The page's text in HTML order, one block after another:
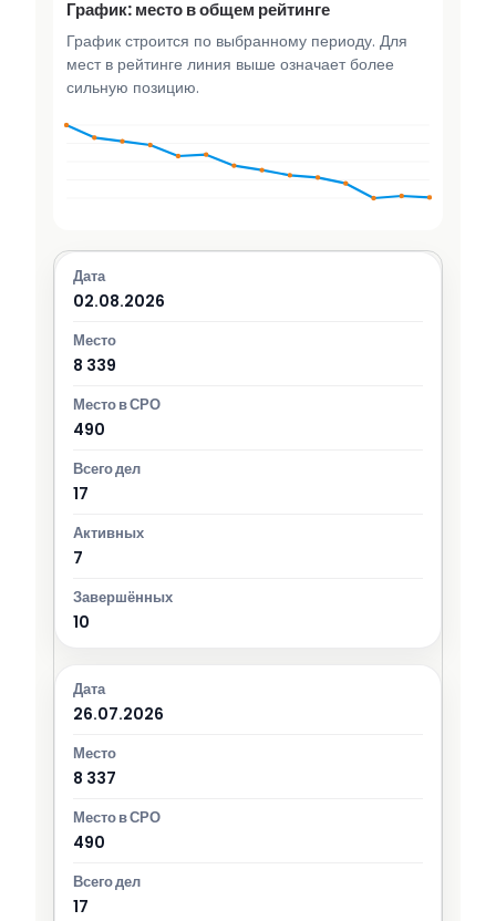
График: место в общем рейтинге
График строится по выбранному периоду. Для
мест в рейтинге линия выше означает более
сильную позицию.
02.08.2026
8 339
490
17
7
10
26.07.2026
8 337
490
17